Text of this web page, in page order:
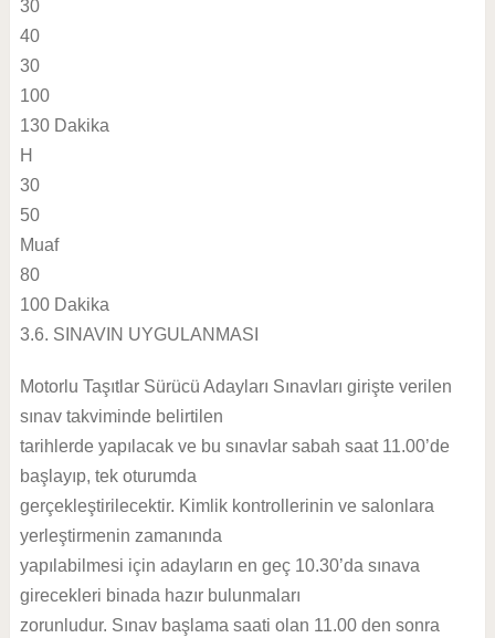
30
40
30
100
130 Dakika
H
30
50
Muaf
80
100 Dakika
3.6. SINAVIN UYGULANMASI
Motorlu Taşıtlar Sürücü Adayları Sınavları girişte verilen
sınav takviminde belirtilen
tarihlerde yapılacak ve bu sınavlar sabah saat 11.00’de
başlayıp, tek oturumda
gerçekleştirilecektir. Kimlik kontrollerinin ve salonlara
yerleştirmenin zamanında
yapılabilmesi için adayların en geç 10.30’da sınava
girecekleri binada hazır bulunmaları
zorunludur. Sınav başlama saati olan 11.00 den sonra